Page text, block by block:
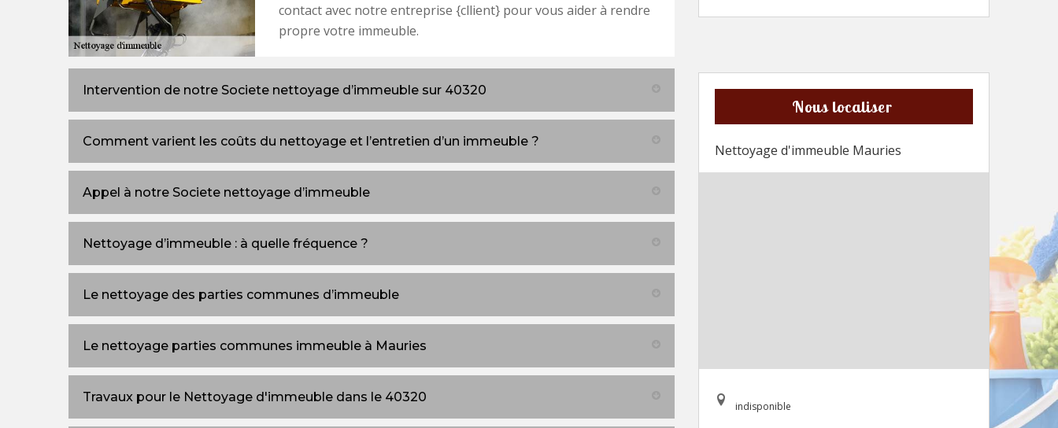
contact avec notre entreprise {cllient} pour vous aider à rendre
propre votre immeuble.
Intervention de notre Societe nettoyage d’immeuble sur 40320
Comment varient les coûts du nettoyage et l’entretien d’un immeuble ?
Appel à notre Societe nettoyage d’immeuble
Nettoyage d’immeuble : à quelle fréquence ?
Le nettoyage des parties communes d’immeuble
Le nettoyage parties communes immeuble à Mauries
Travaux pour le Nettoyage d'immeuble dans le 40320
Nous localiser
Nettoyage d'immeuble Mauries
indisponible